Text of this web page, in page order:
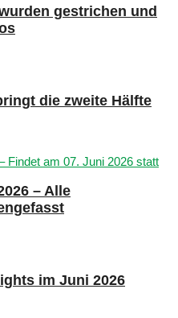
gestrichen und
die zweite Hälfte
– Alle
im Juni 2026